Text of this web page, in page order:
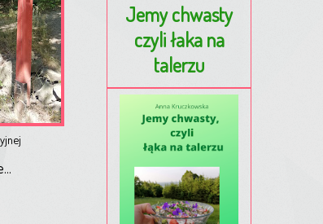
Jemy chwasty
czyli łaka na
talerzu